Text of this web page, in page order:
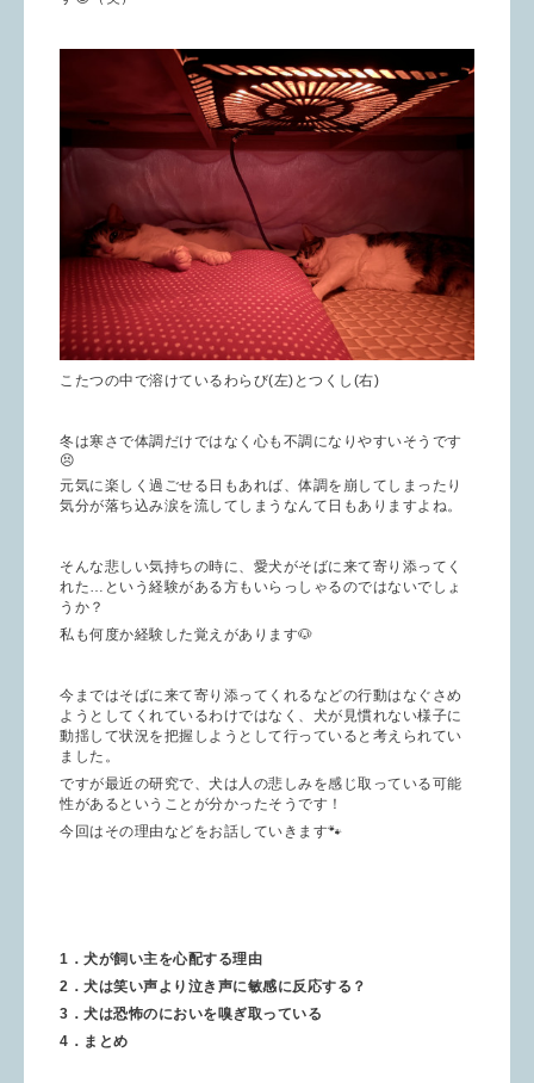
こたつの中で溶けているわらび(左)とつくし(右)
冬は寒さで体調だけではなく心も不調になりやすいそうです
😣
元気に楽しく過ごせる日もあれば、体調を崩してしまったり
気分が落ち込み涙を流してしまうなんて日もありますよね。
そんな悲しい気持ちの時に、愛犬がそばに来て寄り添ってく
れた…という経験がある方もいらっしゃるのではないでしょ
うか？
私も何度か経験した覚えがあります🐶
今まではそばに来て寄り添ってくれるなどの行動はなぐさめ
ようとしてくれているわけではなく、犬が見慣れない様子に
動揺して状況を把握しようとして行っていると考えられてい
ました。
ですが最近の研究で、犬は人の悲しみを感じ取っている可能
性があるということが分かったそうです！
今回はその理由などをお話していきます🐾
1．犬が飼い主を心配する理由
2．犬は笑い声より泣き声に敏感に反応する？
3．犬は恐怖のにおいを嗅ぎ取っている
4．まとめ